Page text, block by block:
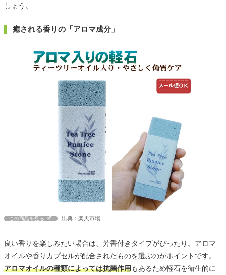
しょう。
癒される香りの「アロマ成分」
この商品を見る 出典：楽天市場
良い香りを楽しみたい場合は、芳香付きタイプがぴったり。アロマ
オイルや香りカプセルが配合されたものを選ぶのがポイントです。
アロマオイルの種類によっては抗菌作用もあるため軽石を衛生的に